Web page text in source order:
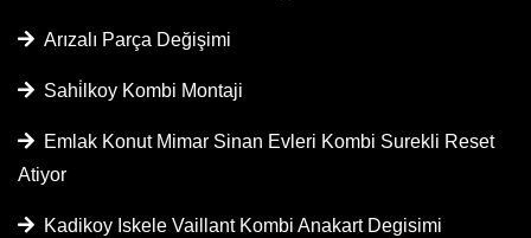
Arızalı Parça Değişimi
Sahi̇lkoy Kombi Montaji
Emlak Konut Mimar Sinan Evleri Kombi Surekli Reset
Atiyor
Kadikoy Iskele Vaillant Kombi Anakart Degisimi